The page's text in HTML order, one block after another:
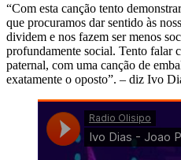
“Com esta canção tento
que procuramos dar sentido às
dividem e nos fazem ser menos
profundamente social. Tento falar
paternal, com uma canção de
exatamente o oposto”. – diz Ivo